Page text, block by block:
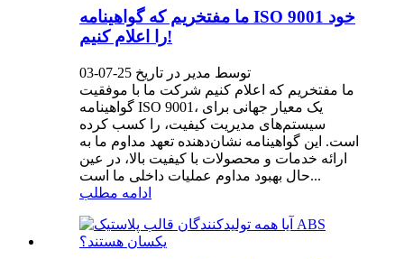
ما مفتخریم که گواهینامه ISO 9001 خود
را اعلام کنیم!
توسط مدیر در تاریخ 25-07-03
ما مفتخریم که اعلام کنیم شرکت ما با موفقیت
گواهینامه ISO 9001، یک معیار جهانی برای
سیستم‌های مدیریت کیفیت، را کسب کرده
است. این گواهینامه نشان‌دهنده تعهد مداوم ما به
ارائه خدمات و محصولات با کیفیت بالا، در عین
حال بهبود مداوم عملیات داخلی ما است...
ادامه مطلب